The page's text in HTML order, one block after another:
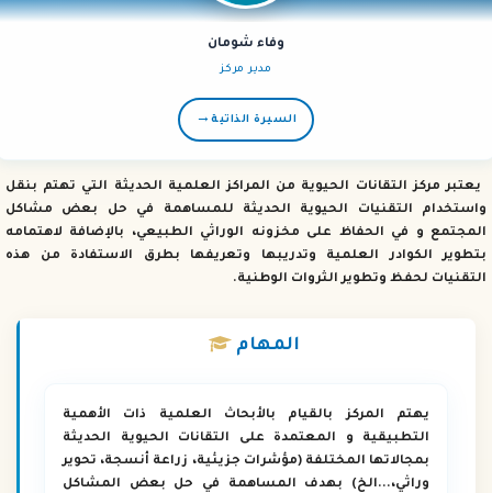
وفاء شومان
مدير مركز
السيرة الذاتية→
يعتبر مركز التقانات الحيوية من المراكز العلمية الحديثة التي تهتم بنقل
واستخدام التقنيات الحيوية الحديثة للمساهمة في حل بعض مشاكل
المجتمع و في الحفاظ على مخزونه الوراثي الطبيعي، بالإضافة لاهتمامه
بتطوير الكوادر العلمية وتدريبها وتعريفها بطرق الاستفادة من هذه
التقنيات لحفظ وتطوير الثروات الوطنية.
المهام
يهتم المركز بالقيام بالأبحاث العلمية ذات الأهمية
التطبيقية و المعتمدة على التقانات الحيوية الحديثة
بمجالاتها المختلفة (مؤشرات جزيئية، زراعة أنسجة، تحوير
وراثي،...الخ) بهدف المساهمة في حل بعض المشاكل